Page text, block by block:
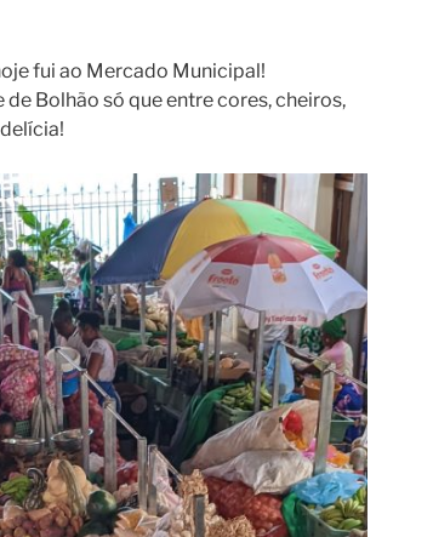
fui ao Mercado Municipal!
de Bolhão só que entre cores, cheiros,